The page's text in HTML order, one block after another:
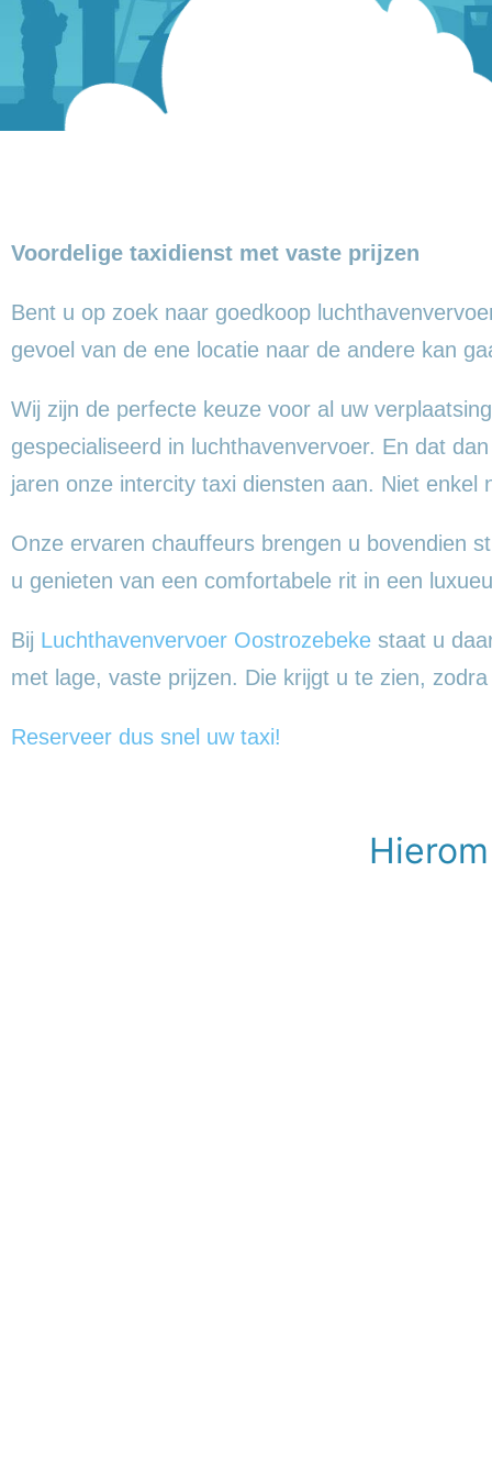
Voordelige taxidienst met vaste prijzen
Bent u op zoek naar goedkoop
gevoel van de ene locatie naar de andere kan
Wij zijn de perfecte keuze voor al uw
gespecialiseerd in luchthavenvervoer. En dat
jaren onze intercity taxi diensten aan. Niet
Onze ervaren chauffeurs brengen u bovendien
u genieten van een comfortabele rit in een
Bij Luchthavenvervoer Oostrozebeke staat u
met lage, vaste prijzen. Die krijgt u te zien,
Reserveer dus snel uw taxi!